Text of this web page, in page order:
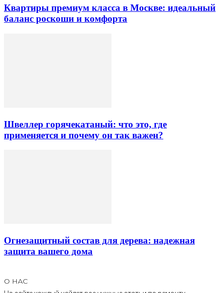
Квартиры премиум класса в Москве: идеальный
баланс роскоши и комфорта
Швеллер горячекатаный: что это, где
применяется и почему он так важен?
Огнезащитный состав для дерева: надежная
защита вашего дома
О НАС